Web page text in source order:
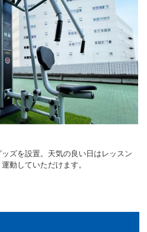
ズを設置。天気の良い日はレッスン
動していただけます。